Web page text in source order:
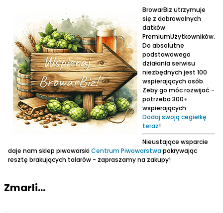
BrowarBiz utrzymuje
się z dobrowolnych
datków
PremiumUżytkowników.
Do absolutne
podstawowego
działania serwisu
niezbędnych jest 100
wspierających osób.
Żeby go móc rozwijać -
potrzeba 300+
wspierających.
Dodaj swoją cegiełkę
teraz!
Nieustające wsparcie
daje nam sklep piwowarskiCentrum Piwowarstwapokrywając
resztę brakujących talarów - zapraszamy na zakupy!
Zmarli...